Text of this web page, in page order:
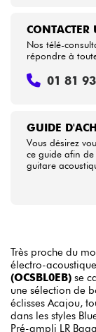
GUIDE
Vous désirez
ce guide afin
guitare
CONTACTER
Nos télé-
répondre à
01 81
Très proche du
électro-acoustique
(OCSBL0EB) se
une sélection de
éclisses Acajou,
dans les styles
Pré-ampli LR